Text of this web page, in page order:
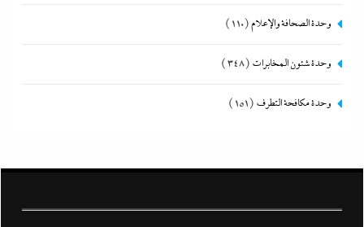
وحدة الصحافة والإعلام(110)
وحدة شئون المخابرات (348)
وحدة مكافحة التطرف (151)